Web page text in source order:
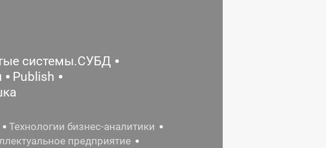
системы.СУБД
Publish
Технологии бизнес-аналитики
предприятие